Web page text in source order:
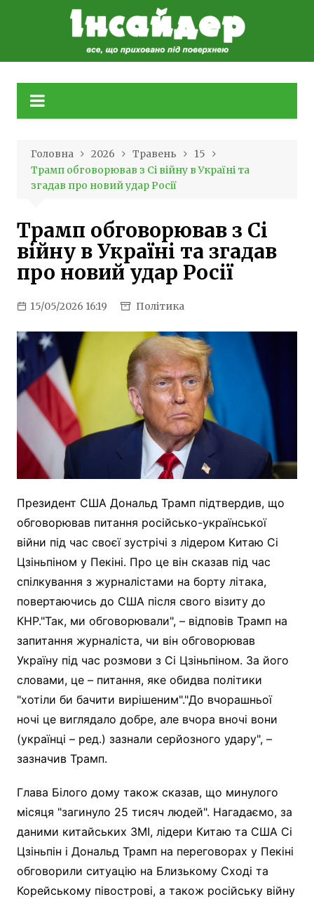
Головна 2026 Травень
15
Трамп обговорював з Сі війну в Україні та
згадав про новий удар Росії
Трамп обговорював з Сі
війну в Україні та згадав
про новий удар Росії
15/05/2026 16:19 Політика
Президент США Дональд Трамп підтвердив, що
обговорював питання російсько-української
війни під час своєї зустрічі з лідером Китаю Сі
Цзіньпіном у Пекіні. Про це він сказав під час
спілкування з журналістами на борту літака,
повертаючись до США після свого візиту до
КНР."Так, ми обговорювали", – відповів Трамп на
запитання журналіста, чи він обговорював
Україну під час розмови з Сі Цзіньпіном. За його
словами, це – питання, яке обидва політики
"хотіли би бачити вирішеним"."До вчорашньої
ночі це виглядало добре, але вчора вночі вони
(українці – ред.) зазнали серйозного удару", –
зазначив Трамп.
Глава Білого дому також сказав, що минулого
місяця "загинуло 25 тисяч людей". Нагадаємо, за
даними китайських ЗМІ, лідери Китаю та США Сі
Цзіньпін і Дональд Трамп на переговорах у Пекіні
обговорили ситуацію на Близькому Сході та
Корейському півострові, а також російську війну